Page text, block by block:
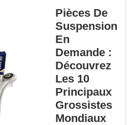
travaillé avec
diligence pour
offrir une
expérience de
qualité
supérieure avec
chacun de leurs
produits. Un
système de
suspension
Pièces De
Suspension
En
Demande :
Découvrez
Les 10
Principaux
Grossistes
Mondiaux